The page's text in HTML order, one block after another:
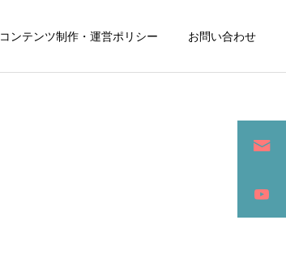
コンテンツ制作・運営ポリシー お問い合わせ